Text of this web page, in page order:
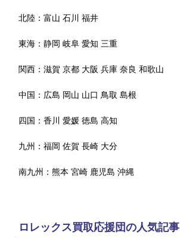
北陸：富山 石川 福井
東海：静岡 岐阜 愛知 三重
関西：滋賀 京都 大阪 兵庫 奈良 和歌山
中国： 広島 岡山 山口 鳥取 島根
四国：香川 愛媛 徳島 高知
九州：福岡 佐賀 長崎 大分
南九州：熊本 宮崎 鹿児島 沖縄
ロレックス買取応援団の人気記事